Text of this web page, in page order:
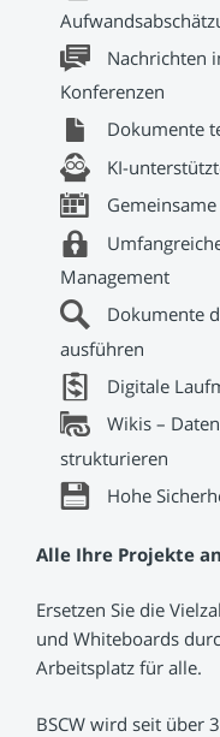
Nachrichten
Konferenzen
Dokumente
KI-
Management
Dokumente
ausführen
Digitale
Wikis –
strukturieren
Hohe
Alle Ihre Projekte
Ersetzen Sie die
und Whiteboards
Arbeitsplatz für alle.
BSCW wird seit über